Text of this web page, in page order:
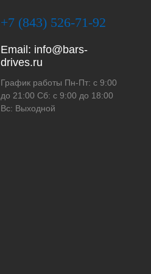
+7 (843) 526-71-92
Email: info@bars-
drives.ru
График работы Пн-Пт: с 9:00
до 21:00 Сб: с 9:00 до 18:00
Вс: Выходной